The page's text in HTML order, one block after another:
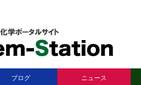
ブログ ニュース